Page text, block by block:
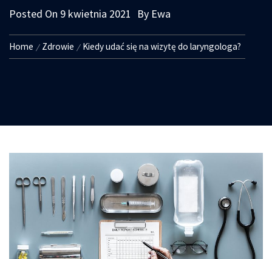
Posted On 9 kwietnia 2021 By Ewa
Home Zdrowie Kiedy udać się na wizytę do laryngologa?